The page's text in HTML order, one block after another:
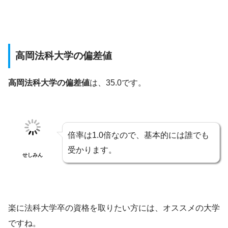
高岡法科大学の偏差値
高岡法科大学の偏差値は、35.0です。
せしみん
倍率は1.0倍なので、基本的には誰でも
受かります。
楽に法科大学卒の資格を取りたい方には、オススメの大学
ですね。